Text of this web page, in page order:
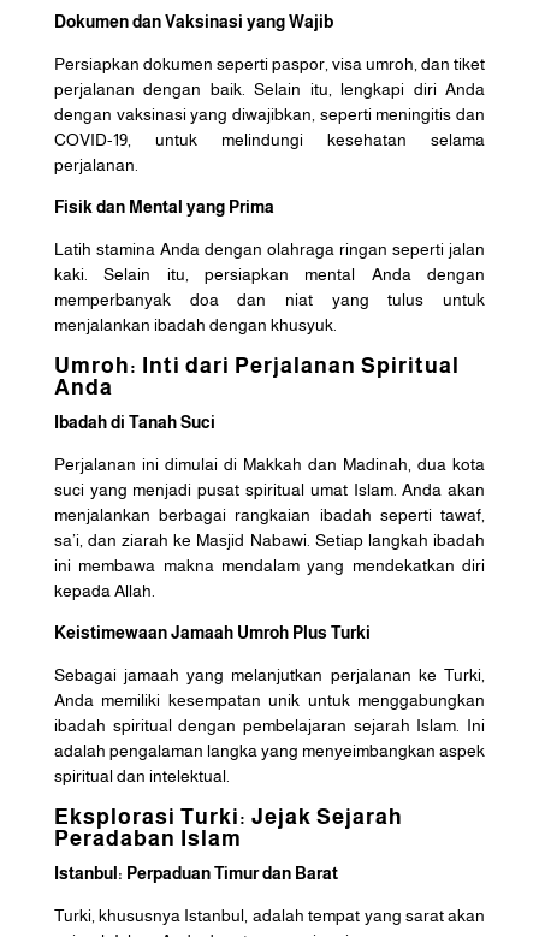
Dokumen dan Vaksinasi yang Wajib
Persiapkan dokumen seperti paspor, visa umroh, dan tiket
perjalanan dengan baik. Selain itu, lengkapi diri Anda
dengan vaksinasi yang diwajibkan, seperti meningitis dan
COVID-19, untuk melindungi kesehatan selama
perjalanan.
Fisik dan Mental yang Prima
Latih stamina Anda dengan olahraga ringan seperti jalan
kaki. Selain itu, persiapkan mental Anda dengan
memperbanyak doa dan niat yang tulus untuk
menjalankan ibadah dengan khusyuk.
Umroh: Inti dari Perjalanan Spiritual
Anda
Ibadah di Tanah Suci
Perjalanan ini dimulai di Makkah dan Madinah, dua kota
suci yang menjadi pusat spiritual umat Islam. Anda akan
menjalankan berbagai rangkaian ibadah seperti tawaf,
sa’i, dan ziarah ke Masjid Nabawi. Setiap langkah ibadah
ini membawa makna mendalam yang mendekatkan diri
kepada Allah.
Keistimewaan Jamaah Umroh Plus Turki
Sebagai jamaah yang melanjutkan perjalanan ke Turki,
Anda memiliki kesempatan unik untuk menggabungkan
ibadah spiritual dengan pembelajaran sejarah Islam. Ini
adalah pengalaman langka yang menyeimbangkan aspek
spiritual dan intelektual.
Eksplorasi Turki: Jejak Sejarah
Peradaban Islam
Istanbul: Perpaduan Timur dan Barat
Turki, khususnya Istanbul, adalah tempat yang sarat akan